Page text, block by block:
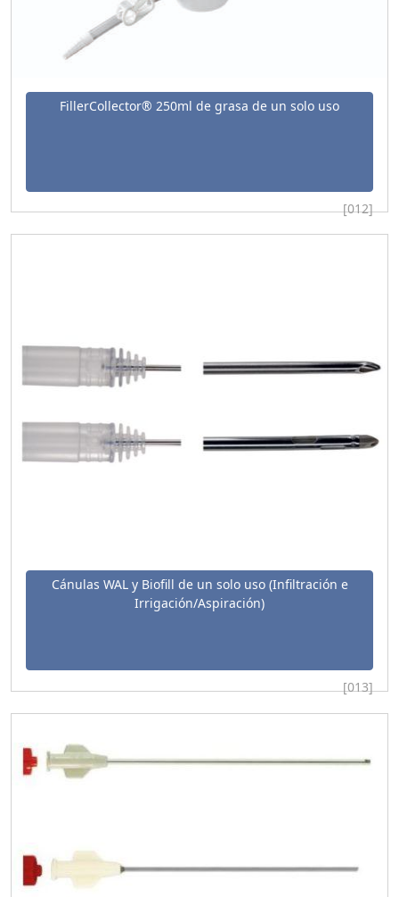
FillerCollector® 250ml de grasa de un solo uso
[012]
Cánulas WAL y Biofill de un solo uso (Infiltración e
Irrigación/Aspiración)
[013]